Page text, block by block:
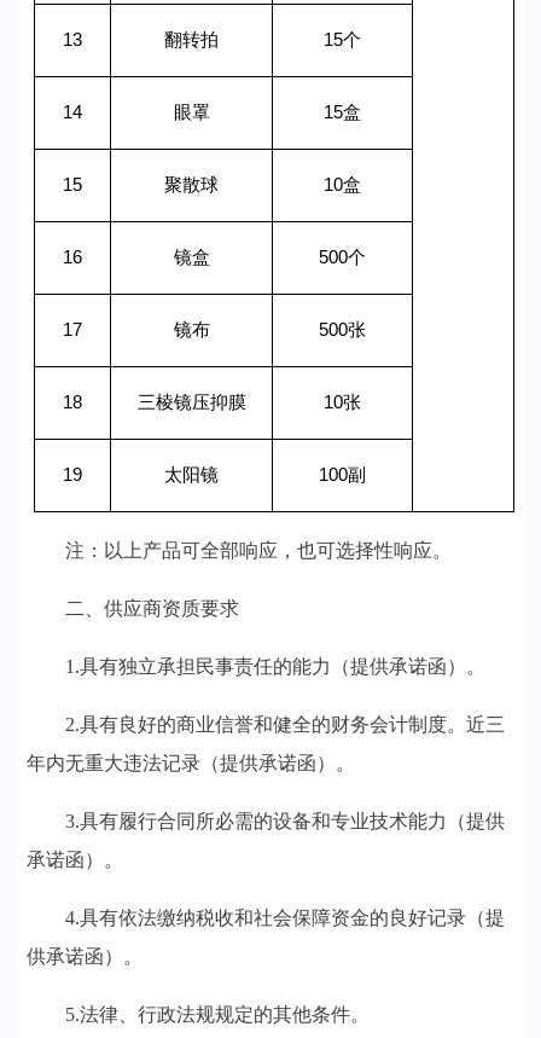
13 翻转拍 15个
14 眼罩 15盒
15 聚散球 10盒
16 镜盒 500个
17 镜布 500张
18 三棱镜压抑膜 10张
19 太阳镜 100副
注：以上产品可全部响应，也可选择性响应。
二、供应商资质要求
1.具有独立承担民事责任的能力（提供承诺函）。
2.具有良好的商业信誉和健全的财务会计制度。近三
年内无重大违法记录（提供承诺函）。
3.具有履行合同所必需的设备和专业技术能力（提供
承诺函）。
4.具有依法缴纳税收和社会保障资金的良好记录（提
供承诺函）。
5.法律、行政法规规定的其他条件。